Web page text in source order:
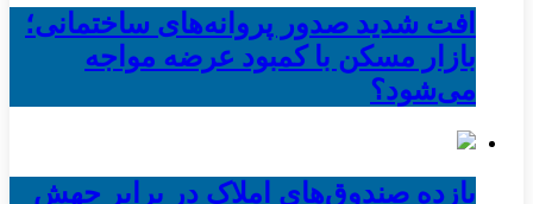
افت شدید صدور پروانه‌های ساختمانی؛
بازار مسکن با کمبود عرضه مواجه
می‌شود؟
بازده صندوق‌های املاک در برابر جهش